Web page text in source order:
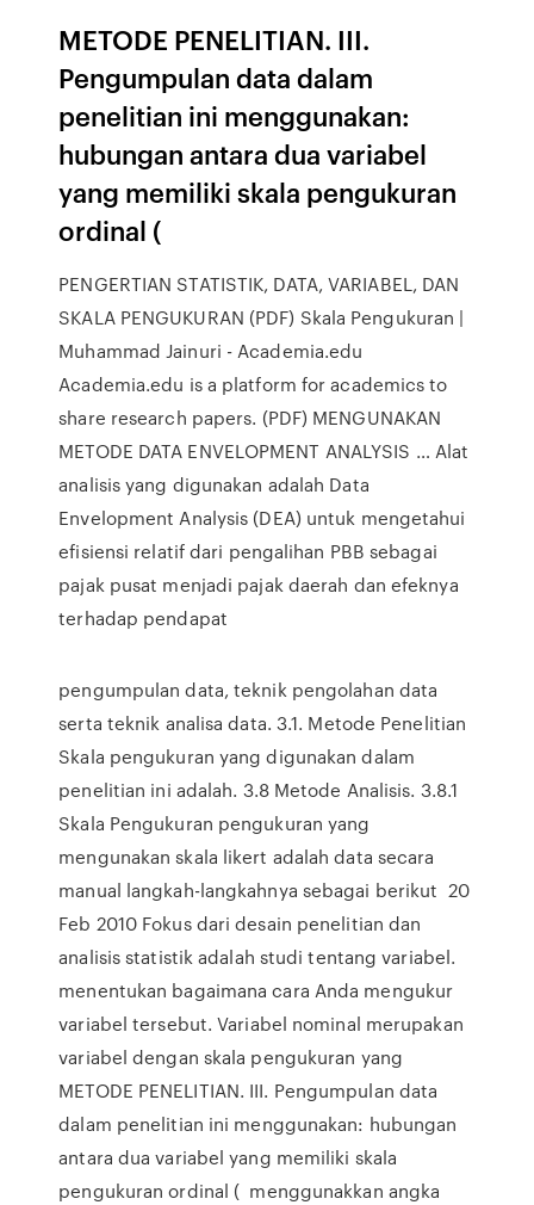
METODE PENELITIAN. III.
Pengumpulan data dalam
penelitian ini menggunakan:
hubungan antara dua variabel
yang memiliki skala pengukuran
ordinal (
PENGERTIAN STATISTIK, DATA, VARIABEL, DAN
SKALA PENGUKURAN (PDF) Skala Pengukuran |
Muhammad Jainuri - Academia.edu
Academia.edu is a platform for academics to
share research papers. (PDF) MENGUNAKAN
METODE DATA ENVELOPMENT ANALYSIS … Alat
analisis yang digunakan adalah Data
Envelopment Analysis (DEA) untuk mengetahui
efisiensi relatif dari pengalihan PBB sebagai
pajak pusat menjadi pajak daerah dan efeknya
terhadap pendapat
pengumpulan data, teknik pengolahan data
serta teknik analisa data. 3.1. Metode Penelitian
Skala pengukuran yang digunakan dalam
penelitian ini adalah. 3.8 Metode Analisis. 3.8.1
Skala Pengukuran pengukuran yang
mengunakan skala likert adalah data secara
manual langkah-langkahnya sebagai berikut 20
Feb 2010 Fokus dari desain penelitian dan
analisis statistik adalah studi tentang variabel.
menentukan bagaimana cara Anda mengukur
variabel tersebut. Variabel nominal merupakan
variabel dengan skala pengukuran yang
METODE PENELITIAN. III. Pengumpulan data
dalam penelitian ini menggunakan: hubungan
antara dua variabel yang memiliki skala
pengukuran ordinal ( menggunakkan angka